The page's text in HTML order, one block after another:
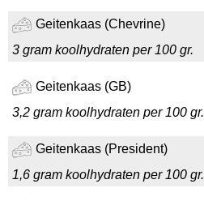
Geitenkaas (Chevrine)
3 gram koolhydraten per 100 gr.
Geitenkaas (GB)
3,2 gram koolhydraten per 100 gr.
Geitenkaas (President)
1,6 gram koolhydraten per 100 gr.